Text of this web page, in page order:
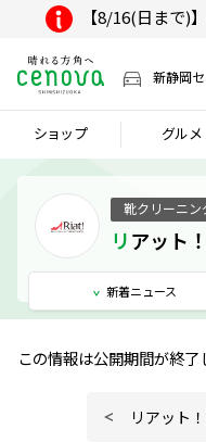
【8/16(日まで)
新静岡
ショップ グルメ
靴クリーニ
リアット！
新着ニュース
この情報は公開期間が終了
リアット